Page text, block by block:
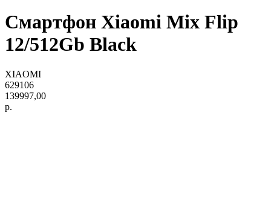
Смартфон Xiaomi Mix Flip
12/512Gb Black
XIAOMI
629106
139997,00
р.